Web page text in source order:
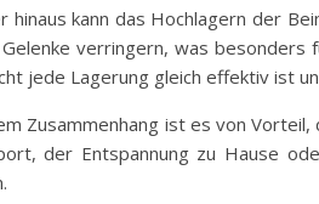
hinaus kann das Hochlagern der
verringern, was besonders
jede Lagerung gleich effektiv ist
Zusammenhang ist es von
der Entspannung zu Hause